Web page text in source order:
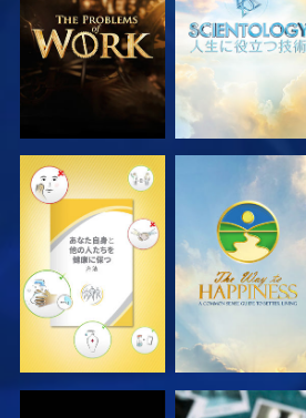
観る 観る